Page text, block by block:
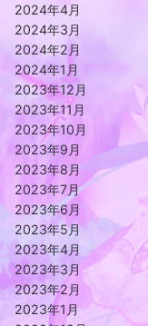
2024年4月
2024年3月
2024年2月
2024年1月
2023年12月
2023年11月
2023年10月
2023年9月
2023年8月
2023年7月
2023年6月
2023年5月
2023年4月
2023年3月
2023年2月
2023年1月